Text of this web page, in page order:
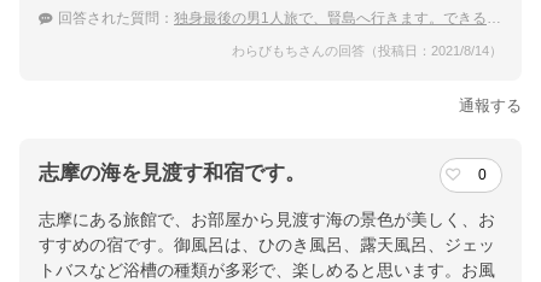
回答された質問： 独身最後の男1人旅で、賢島へ行きます。できるだけラグジュアリーな温泉宿に泊まりたいです。
わらびもちさんの回答（投稿日：2021/8/14）
通報する
志摩の海を見渡す和宿です。 0
志摩にある旅館で、お部屋から見渡す海の景色が美しく、お
すすめの宿です。御風呂は、ひのき風呂、露天風呂、ジェッ
トバスなど浴槽の種類が多彩で、楽しめると思います。お風